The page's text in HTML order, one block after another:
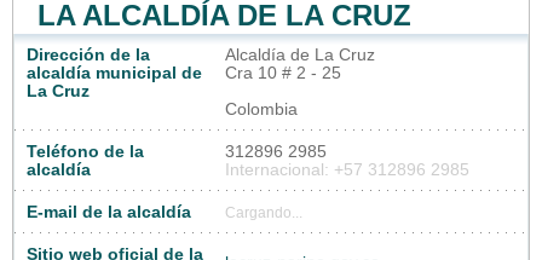
LA ALCALDÍA DE LA CRUZ
Dirección de la
alcaldía municipal de
La Cruz
Alcaldía de La Cruz
Cra 10 # 2 - 25
Colombia
Teléfono de la
alcaldía
312896 2985
Internacional: +57 312896 2985
E-mail de la alcaldía Cargando...
Sitio web oficial de la